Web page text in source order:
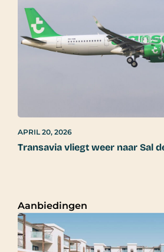
APRIL 20, 2026
Transavia vliegt weer naar Sal
Aanbiedingen